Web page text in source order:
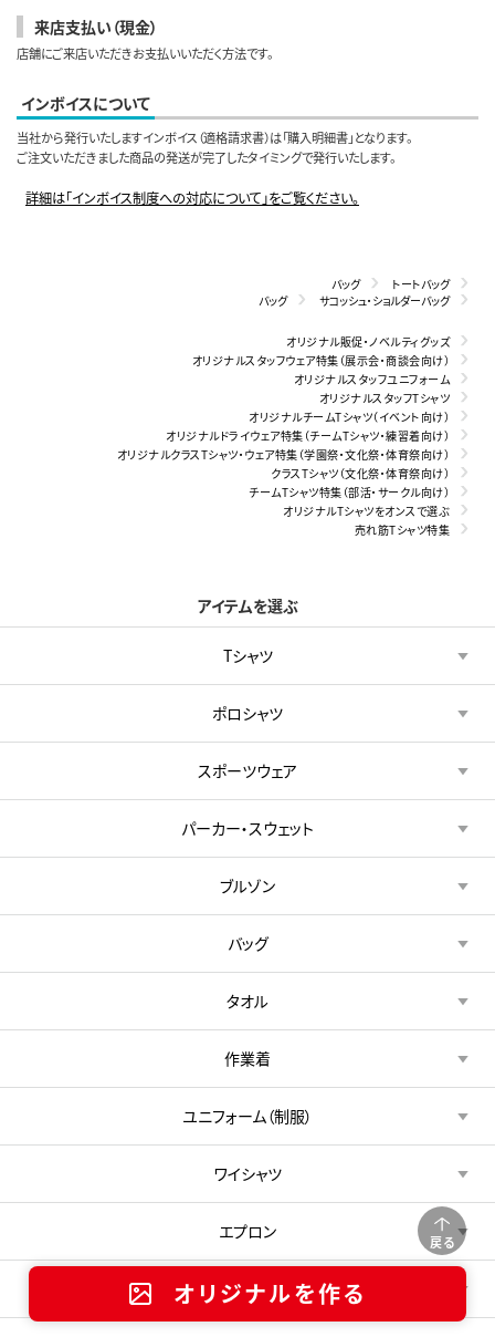
戻る
オリジナルを作る
来店支払い（現金）
店舗にご来店いただきお支払いいただく方法です。
インボイスについて
当社から発行いたしますインボイス（適格請求書）は「購入明細書」となります。
ご注文いただきました商品の発送が完了したタイミングで発行いたします。
詳細は「インボイス制度への対応について」をご覧ください。
バッグ
トートバッグ
バッグ
サコッシュ・ショルダーバッグ
オリジナル販促・ノベルティグッズ
オリジナルスタッフウェア特集（展示会・商談会向け）
オリジナルスタッフユニフォーム
オリジナルスタッフTシャツ
オリジナルチームTシャツ（イベント向け）
オリジナルドライウェア特集（チームTシャツ・練習着向け）
オリジナルクラスTシャツ・ウェア特集（学園祭・文化祭・体育祭向け）
クラスTシャツ（文化祭・体育祭向け）
チームTシャツ特集（部活・サークル向け）
オリジナルTシャツをオンスで選ぶ
売れ筋Tシャツ特集
アイテムを選ぶ
Tシャツ
ポロシャツ
スポーツウェア
パーカー・スウェット
ブルゾン
バッグ
タオル
作業着
ユニフォーム（制服）
ワイシャツ
エプロン
キャップ